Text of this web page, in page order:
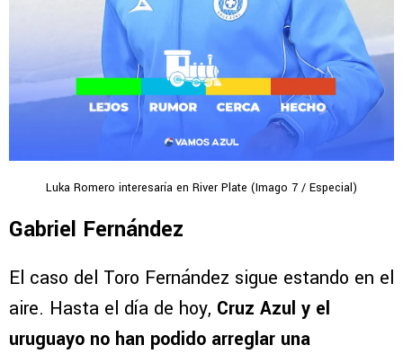
Luka Romero interesaría en River Plate (Imago 7 / Especial)
Gabriel Fernández
El caso del Toro Fernández sigue estando en el
aire. Hasta el día de hoy, Cruz Azul y el
uruguayo no han podido arreglar una